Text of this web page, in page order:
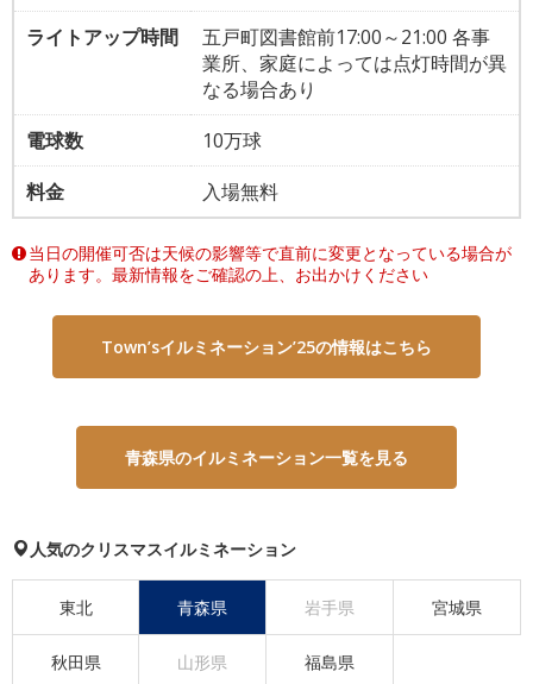
ライトアップ時間
五戸町図書館前17:00～21:00 各事
業所、家庭によっては点灯時間が異
なる場合あり
電球数
10万球
料金
入場無料
当日の開催可否は天候の影響等で直前に変更となっている場合が
あります。 最新情報をご確認の上、お出かけください
Town’sイルミネーション’25の情報はこちら
青森県のイルミネーション一覧を見る
人気のクリスマスイルミネーション
東北 青森県 岩手県 宮城県
秋田県 山形県 福島県